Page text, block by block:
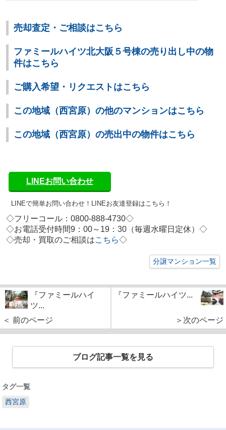
売却査定・ご相談はこちら
ファミールハイツ北大阪５号棟の売り出し中の物
件はこちら
ご購入希望・リクエストはこちら
この地域（西宮原）の他のマンションはこちら
この地域（西宮原）の売出中の物件はこちら
LINEお問い合わせ
LINEで簡単お問い合わせ！ LINEお友達登録はこちら！
◇フリーコール：0800-888-4730◇
◇お電話受付時間9：00～19：30（毎週水曜日定休）◇
◇売却・買取のご相談はこちら◇
分譲マンション一覧
『ファミールハイ
ツ...
＜ 前のページ
『ファミールハイツ...
＞次のページ
ブログ記事一覧を見る
タグ一覧
西宮原